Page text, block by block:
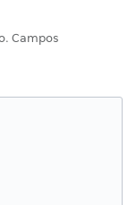
Campos